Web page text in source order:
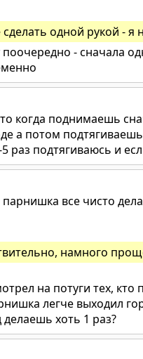
сделать одной рукой - я
поочередно - сначала
когда поднимаешь
а потом
раз подтягиваюсь и
все чисто
намного
на потуги тех,
легче выходил
хоть 1 раз?